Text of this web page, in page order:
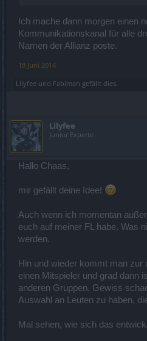
Ich mache dann morgen einen
Kommunikationskanal für alle
Namen der Allianz poste.
18 Juni 2014
Lilyfee und Fabiman gefällt dies.
Lilyfee
Junior Experte
Hallo Chaas,
mir gefällt deine Idee!
Auch wenn ich momentan
euch auf meiner FL habe. Was
werden.
Hin und wieder kommt man zur
einen Mitspieler und grad dann
anderen Gruppen. Gewiss
Auswahl an Leuten zu haben,
Mal sehen, wie sich das